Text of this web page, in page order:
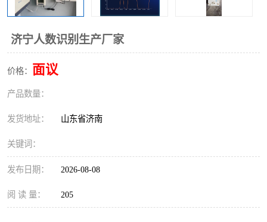
济宁人数识别生产厂家
价格： 面议
产品数量：
发货地址： 山东省济南
关键词：
发布日期： 2026-08-08
阅 读 量： 205